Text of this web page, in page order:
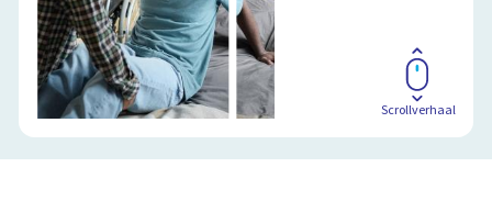
Scrollverhaal